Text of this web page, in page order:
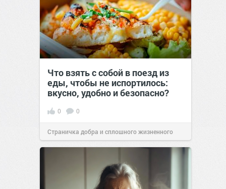
Что взять с собой в поезд из
еды, чтобы не испортилось:
вкусно, удобно и безопасно?
0 0
Страничка добра и сплошного жизненного
позитива!00:29Сегодня